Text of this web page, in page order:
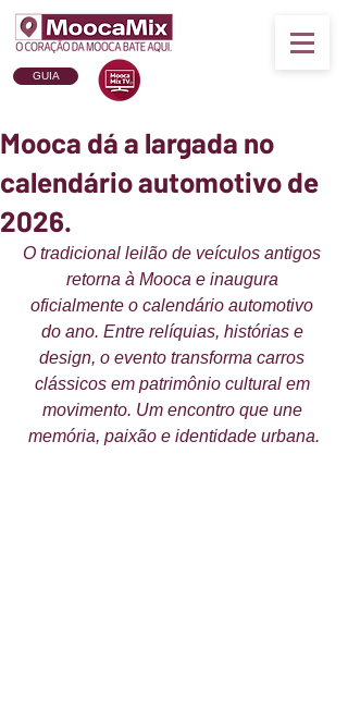
GUIA
Mooca dá a largada no
calendário automotivo de
2026.
O tradicional leilão de veículos antigos
retorna à Mooca e inaugura
oficialmente o calendário automotivo
do ano. Entre relíquias, histórias e
design, o evento transforma carros
clássicos em patrimônio cultural em
movimento. Um encontro que une
memória, paixão e identidade urbana.